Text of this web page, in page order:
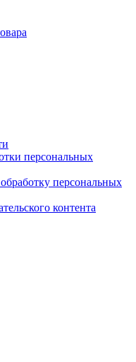
персональных
персональных
контента